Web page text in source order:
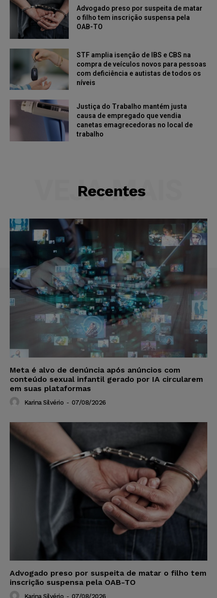
Advogado preso por suspeita de matar
o filho tem inscrição suspensa pela
OAB-TO
STF amplia isenção de IBS e CBS na
compra de veículos novos para pessoas
com deficiência e autistas de todos os
níveis
Justiça do Trabalho mantém justa
causa de empregado que vendia
canetas emagrecedoras no local de
trabalho
Recentes
VEJA MAIS
Meta é alvo de denúncia após anúncios com
conteúdo sexual infantil gerado por IA circularem
em suas plataformas
Karina Silvério - 07/08/2026
Advogado preso por suspeita de matar o filho tem
inscrição suspensa pela OAB-TO
Karina Silvério - 07/08/2026